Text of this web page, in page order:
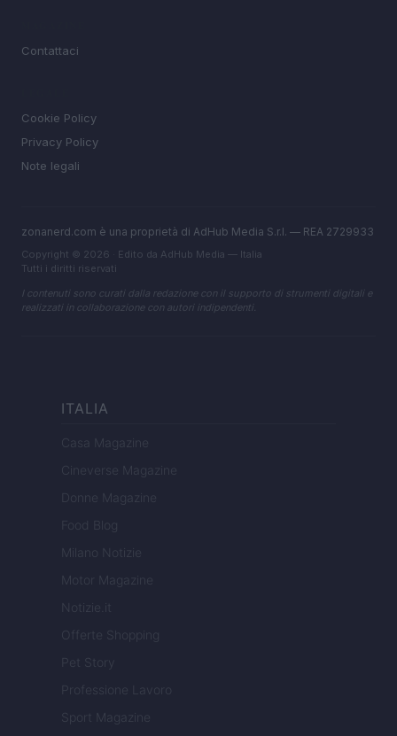
Contattaci
Cookie Policy
Privacy Policy
Note legali
zonanerd.com è una proprietà di AdHub Media S.r.l. — REA 2729933
Copyright © 2026 · Edito da AdHub Media — Italia
Tutti i diritti riservati
I contenuti sono curati dalla redazione con il supporto di strumenti digitali e
realizzati in collaborazione con autori indipendenti.
ITALIA
Casa Magazine
Cineverse Magazine
Donne Magazine
Food Blog
Milano Notizie
Motor Magazine
Notizie.it
Offerte Shopping
Pet Story
Professione Lavoro
Sport Magazine